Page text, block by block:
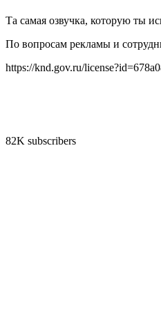
Та самая озвучка, которую ты
По вопросам рекламы и
https://knd.gov.ru/
82K subscribers